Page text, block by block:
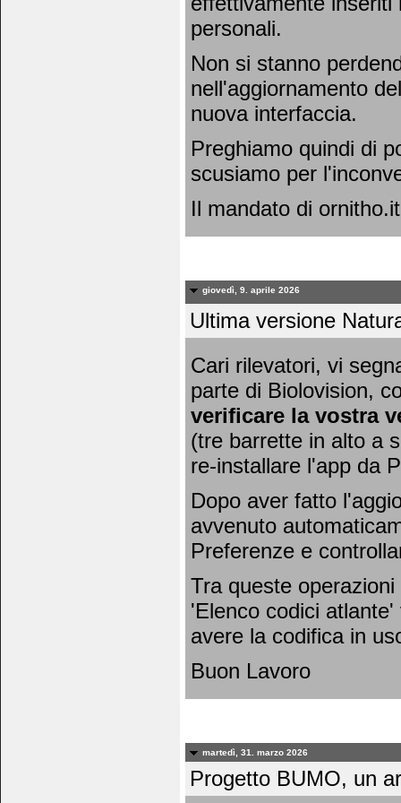
personali.
Non si stanno
nell'aggiornamento
nuova interfaccia.
Preghiamo quindi di
scusiamo per
Il mandato di ornitho.it
giovedì, 9. aprile 2026
Ultima versione
Cari rilevatori, vi
parte di Biolovision,
verificare la vostra
(tre barrette in alto a
re-installare l'app da
Dopo aver fatto
avvenuto
Preferenze e
Tra queste
'Elenco codici
avere la codifica in
Buon Lavoro
martedì, 31. marzo 2026
Progetto BUMO, un